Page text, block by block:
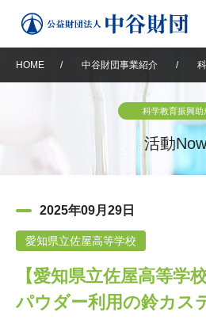
中谷財団につ
設立趣意書
沿革 40
中
中谷財団事業紹介
神戸賞 長
中谷財団動
その他情
HOME / 中谷財団事業紹介 /
科学教育振興助
活動
2025年09月29日
愛知県立佐屋高等学校
【愛知県立佐屋高等学
パウダー利用の鈴カス